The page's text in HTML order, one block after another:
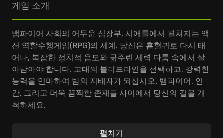
게임 소개
뱀파이어 사회의 어두운 심장부, 시애틀에서 펼쳐지는 액
션 역할수행게임(RPG)의 세계. 당신은 흡혈귀로 다시 태
어나, 복잡한 정치적 음모와 굶주린 세력 다툼 속에서 살
아남아야 합니다. 고대의 블러드라인을 선택하고, 강력한
능력을 연마하여 밤의 지배자가 되십시오. 뱀파이어, 인
간, 그리고 더욱 끔찍한 존재들 사이에서 당신의 길을 개
척하세요.
잔혹한 뱀파이어 액션과 깊이 있는 역할 수행이 결합된
펼치기